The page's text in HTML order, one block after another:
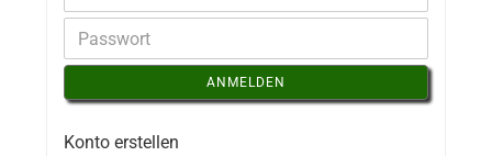
ANMELDEN
Konto erstellen